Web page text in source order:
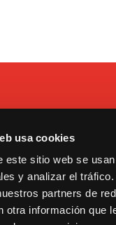
usa cookies
este sitio web se
y analizar el
partners de
otra información que
C/ Tarragona,
913600193.